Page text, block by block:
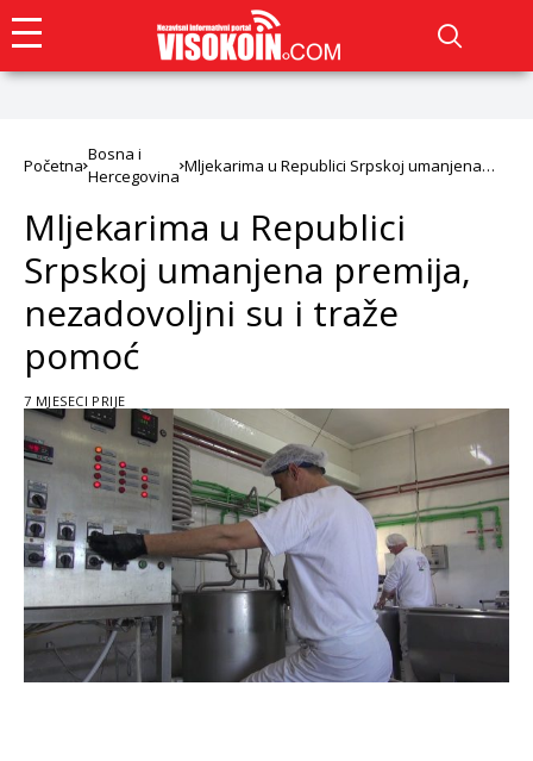
Početna
Bosna i
Hercegovina
Mljekarima u Republici Srpskoj umanjena
Mljekarima u Republici
Srpskoj umanjena premija,
nezadovoljni su i traže
pomoć
7 MJESECI PRIJE